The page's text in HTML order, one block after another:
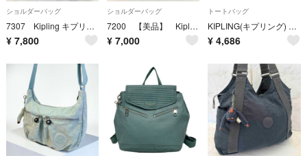
ショルダーバッグ
7307 Kipling キプリング 2way チャーム付き ユニセックス
¥ 7,800
ショルダーバッグ
7200 【美品】 Kipling キプリング タグ付き ショルダーバッグ
¥ 7,000
トートバッグ
KIPLING(キプリング) レディース バッグ トート
¥ 4,686